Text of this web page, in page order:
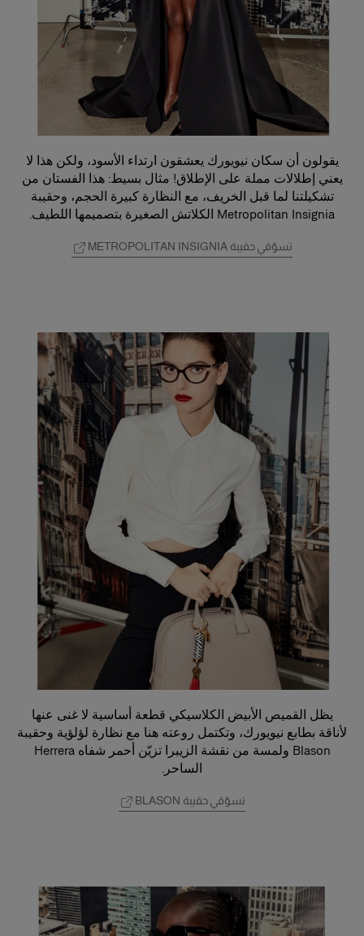
يقولون أن سكان نيويورك يعشقون ارتداء الأسود، ولكن هذا لا
يعني إطلالات مملة على الإطلاق! مثال بسيط: هذا الفستان من
تشكيلتنا لما قبل الخريف، مع النظارة كبيرة الحجم، وحقيبة
Metropolitan Insignia الكلاتش الصغيرة بتصميمها اللطيف.
تسوّقي حقيبة METROPOLITAN INSIGNIA
يظل القميص الأبيض الكلاسيكي قطعة أساسية لا غنى عنها
لأناقة بطابع نيويورك، وتكتمل روعته هنا مع نظارة لؤلؤية وحقيبة
Blason ولمسة من نقشة الزيبرا تزيّن أحمر شفاه Herrera
الساحر.
تسوّقي حقيبة BLASON